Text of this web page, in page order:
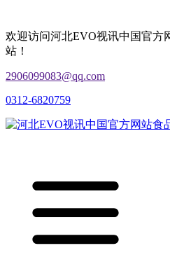
欢迎访问河北EVO视讯中国官方
站！
2906099083@qq.com
0312-6820759